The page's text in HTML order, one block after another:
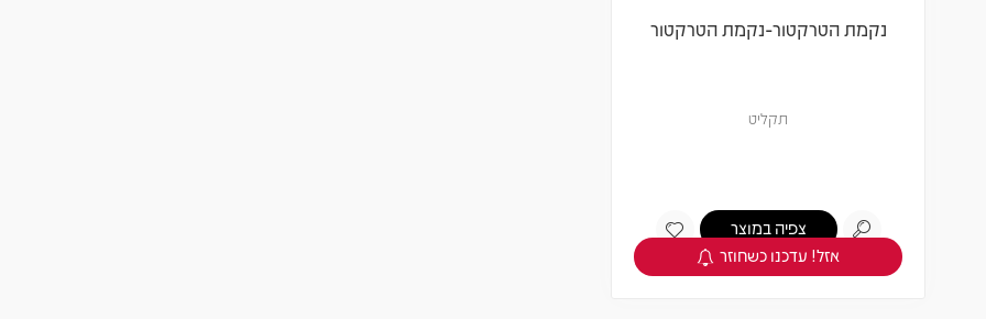
נקמת הטרקטור-נקמת הטרקטור
תקליט
צפיה במוצר
אזל! עדכנו כשחוזר